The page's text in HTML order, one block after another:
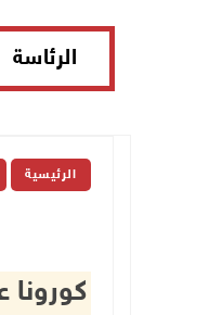
الرئاسة
الرئيسية
كورونا عالميا: